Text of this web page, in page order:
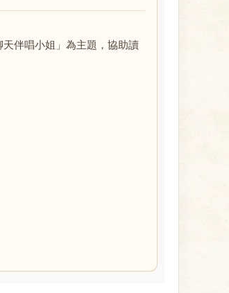
伴唱小姐」為主題，協助讀